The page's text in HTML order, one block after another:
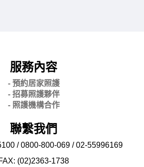
服務內容
- 預約居家照護
- 招募照護夥伴
- 照護機構合作
聯繫我們
/ 0800-800-069 / 02-55996169
(02)2363-1738